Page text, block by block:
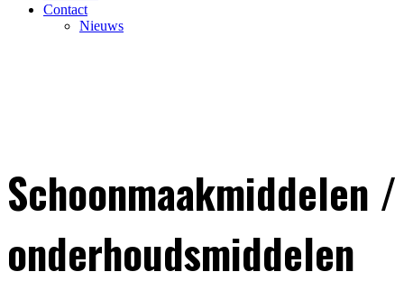
Contact
Nieuws
Schoonmaakmiddelen /
onderhoudsmiddelen